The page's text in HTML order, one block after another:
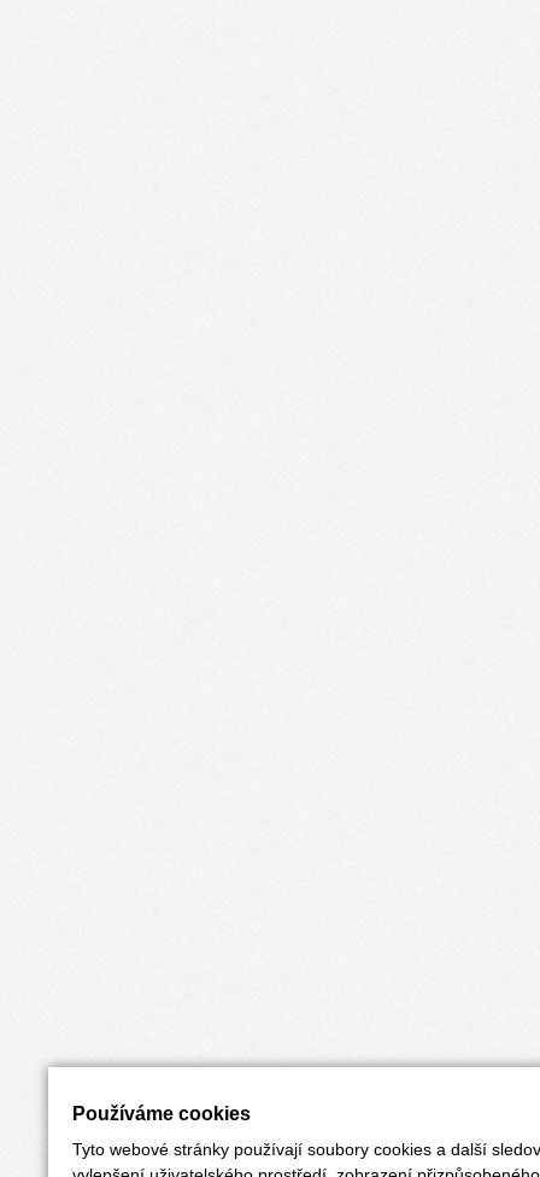
Používáme cookies
Tyto webové stránky používají soubory cookies a další